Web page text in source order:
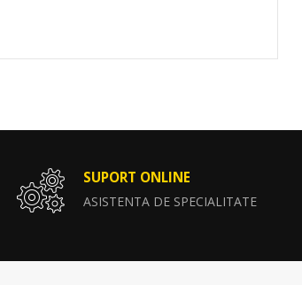
SUPORT ONLINE
ASISTENTA DE SPECIALITATE